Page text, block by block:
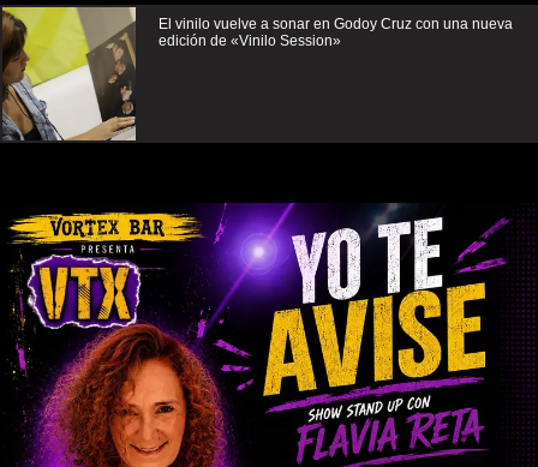
El vinilo vuelve a sonar en Godoy Cruz con una nueva
edición de «Vinilo Session»